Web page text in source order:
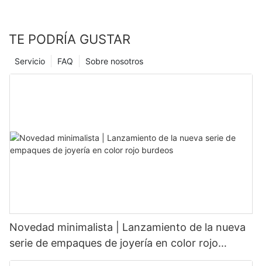
TE PODRÍA GUSTAR
Sobre nosotros
FAQ
Servicio
Novedad minimalista | Lanzamiento de la nueva
serie de empaques de joyería en color rojo
burdeos